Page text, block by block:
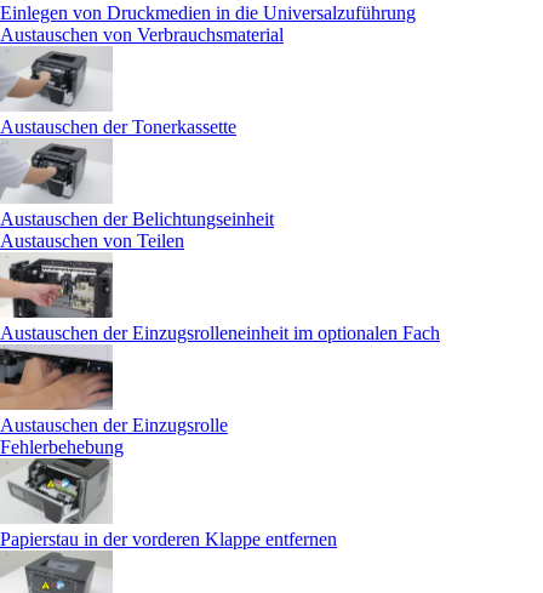
Einlegen von Druckmedien in die Universalzuführung
Austauschen von Verbrauchsmaterial
Austauschen der Tonerkassette
Austauschen der Belichtungseinheit
Austauschen von Teilen
Austauschen der Einzugsrolleneinheit im optionalen Fach
Austauschen der Einzugsrolle
Fehlerbehebung
Papierstau in der vorderen Klappe entfernen